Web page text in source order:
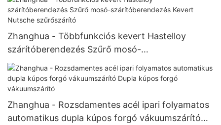
Zhanghua - Többfunkciós kevert Hastelloy
szárítóberendezés Szűrő mosó-
szárítóberendezés Kevert Nutsche szűrőszárító
Zhanghua - Rozsdamentes acél ipari folyamatos
automatikus dupla kúpos forgó vákuumszárító